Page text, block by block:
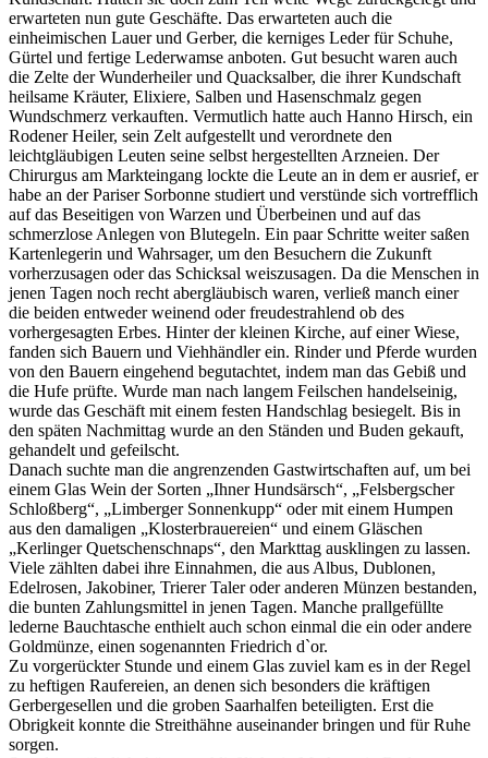
erwarteten nun gute Geschäfte. Das erwarteten auch die
einheimischen Lauer und Gerber, die kerniges Leder für Schuhe,
Gürtel und fertige Lederwamse anboten. Gut besucht waren auch
die Zelte der Wunderheiler und Quacksalber, die ihrer Kundschaft
heilsame Kräuter, Elixiere, Salben und Hasenschmalz gegen
Wundschmerz verkauften. Vermutlich hatte auch Hanno Hirsch, ein
Rodener Heiler, sein Zelt aufgestellt und verordnete den
leichtgläubigen Leuten seine selbst hergestellten Arzneien. Der
Chirurgus am Markteingang lockte die Leute an in dem er ausrief, er
habe an der Pariser Sorbonne studiert und verstünde sich vortrefflich
auf das Beseitigen von Warzen und Überbeinen und auf das
schmerzlose Anlegen von Blutegeln. Ein paar Schritte weiter saßen
Kartenlegerin und Wahrsager, um den Besuchern die Zukunft
vorherzusagen oder das Schicksal weiszusagen. Da die Menschen in
jenen Tagen noch recht abergläubisch waren, verließ manch einer
die beiden entweder weinend oder freudestrahlend ob des
vorhergesagten Erbes. Hinter der kleinen Kirche, auf einer Wiese,
fanden sich Bauern und Viehhändler ein. Rinder und Pferde wurden
von den Bauern eingehend begutachtet, indem man das Gebiß und
die Hufe prüfte. Wurde man nach langem Feilschen handelseinig,
wurde das Geschäft mit einem festen Handschlag besiegelt. Bis in
den späten Nachmittag wurde an den Ständen und Buden gekauft,
gehandelt und gefeilscht.
Danach suchte man die angrenzenden Gastwirtschaften auf, um bei
einem Glas Wein der Sorten „Ihner Hundsärsch“, „Felsbergscher
Schloßberg“, „Limberger Sonnenkupp“ oder mit einem Humpen
aus den damaligen „Klosterbrauereien“ und einem Gläschen
„Kerlinger Quetschenschnaps“, den Markttag ausklingen zu lassen.
Viele zählten dabei ihre Einnahmen, die aus Albus, Dublonen,
Edelrosen, Jakobiner, Trierer Taler oder anderen Münzen bestanden,
die bunten Zahlungsmittel in jenen Tagen. Manche prallgefüllte
lederne Bauchtasche enthielt auch schon einmal die ein oder andere
Goldmünze, einen sogenannten Friedrich d`or.
Zu vorgerückter Stunde und einem Glas zuviel kam es in der Regel
zu heftigen Raufereien, an denen sich besonders die kräftigen
Gerbergesellen und die groben Saarhalfen beteiligten. Erst die
Obrigkeit konnte die Streithähne auseinander bringen und für Ruhe
sorgen.